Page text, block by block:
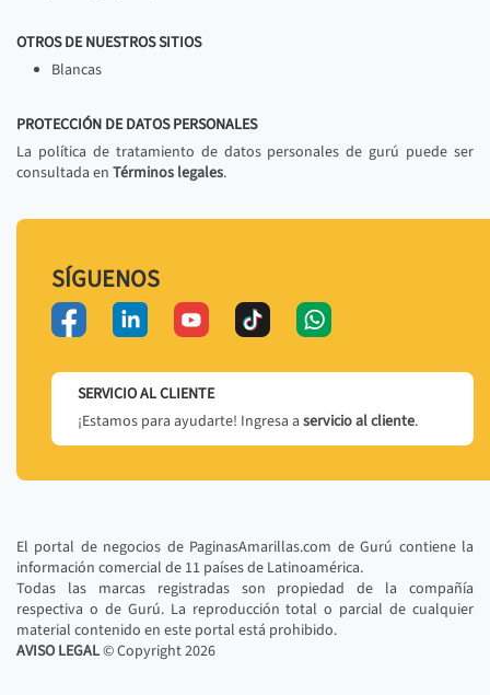
OTROS DE NUESTROS SITIOS
Blancas
PROTECCIÓN DE DATOS PERSONALES
La política de tratamiento de datos personales de gurú puede ser
consultada en Términos legales.
SÍGUENOS
SERVICIO AL CLIENTE
¡Estamos para ayudarte! Ingresa a servicio al cliente.
El portal de negocios de PaginasAmarillas.com de Gurú contiene la
información comercial de 11 países de Latinoamérica.
Todas las marcas registradas son propiedad de la compañía
respectiva o de Gurú. La reproducción total o parcial de cualquier
material contenido en este portal está prohibido.
AVISO LEGAL© Copyright2026